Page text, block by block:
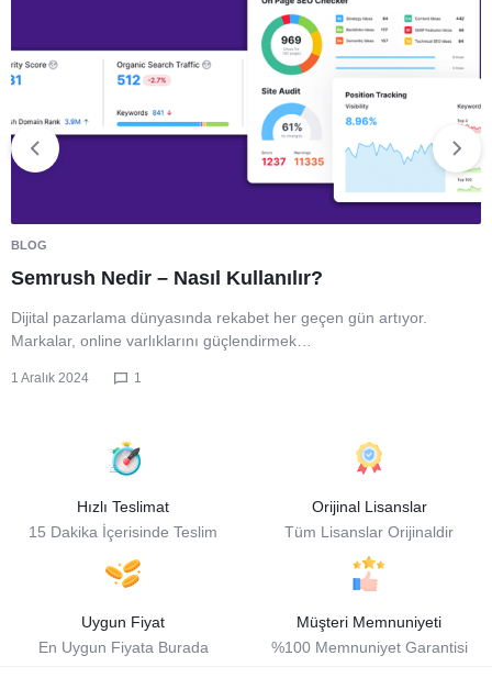
BLOG
Semrush Nedir – Nasıl Kullanılır?
Dijital pazarlama dünyasında rekabet her geçen gün artıyor.
Markalar, online varlıklarını güçlendirmek…
1 Aralık 2024 1
Hızlı Teslimat
15 Dakika İçerisinde Teslim
Orijinal Lisanslar
Tüm Lisanslar Orijinaldir
Uygun Fiyat
En Uygun Fiyata Burada
Müşteri Memnuniyeti
%100 Memnuniyet Garantisi